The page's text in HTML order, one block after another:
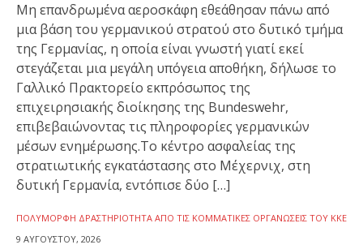
Μη επανδρωμένα αεροσκάφη εθεάθησαν πάνω από
μια βάση του γερμανικού στρατού στο δυτικό τμήμα
της Γερμανίας, η οποία είναι γνωστή γιατί εκεί
στεγάζεται μια μεγάλη υπόγεια αποθήκη, δήλωσε το
Γαλλικό Πρακτορείο εκπρόσωπος της
επιχειρησιακής διοίκησης της Bundeswehr,
επιβεβαιώνοντας τις πληροφορίες γερμανικών
μέσων ενημέρωσης.Το κέντρο ασφαλείας της
στρατιωτικής εγκατάστασης στο Μέχερνιχ, στη
δυτική Γερμανία, εντόπισε δύο […]
ΠΟΛΎΜΟΡΦΗ ΔΡΑΣΤΗΡΙΌΤΗΤΑ ΑΠΌ ΤΙΣ ΚΟΜΜΑΤΙΚΈΣ ΟΡΓΑΝΏΣΕΙΣ ΤΟΥ ΚΚΕ
9 ΑΥΓΟΎΣΤΟΥ, 2026